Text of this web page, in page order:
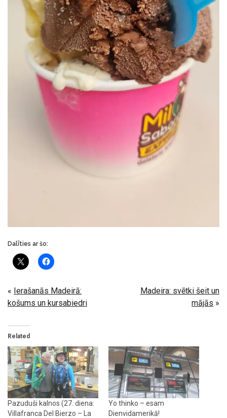
Dalīties ar šo:
« Ierašanās Madeirā:
košums un kursabiedri
Madeira: svētki šeit un
mājās »
Related
Pazuduši kalnos (27. diena:
Villafranca Del Bierzo – La
Yo thinko – esam
Dienvidamerikā!